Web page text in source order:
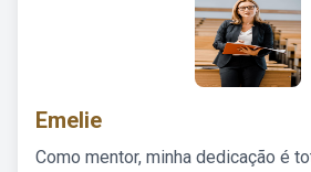
Emelie
Como mentor, minha dedicação é